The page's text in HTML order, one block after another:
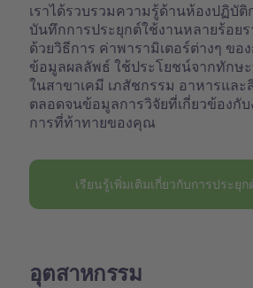
เราได้รวบรวมความรู้ด้านห้องปฏิบัติ
บันทึกการประยุกต์ใช้งานหลายร้อย
ด้วยวิธีการ ค่าพารามิเตอร์ต่างๆ ขอ
ข้อมูลผลลัพธ์ ใช้ประโยชน์จากทักษ
ในสาขาเคมี เภสัชกรรม อาหารและ
ตลอดจนข้อมูลการวิจัยที่เกี่ยวข้องกั
การที่ท้าทายของคุณ
เรียนรู้เพิ่มเติมเกี่ยวกับการประยุ
อุตสาหกรรม